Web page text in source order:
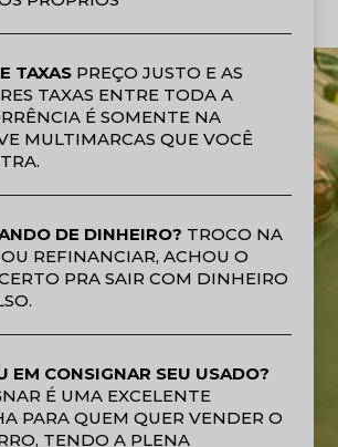
TAXAS PREÇO JUSTO E AS
TAXAS ENTRE TODA A
É SOMENTE NA
MULTIMARCAS QUE VOCÊ
DE DINHEIRO? TROCO NA
REFINANCIAR, ACHOU O
PRA SAIR COM DINHEIRO
EM CONSIGNAR SEU USADO?
É UMA EXCELENTE
PARA QUEM QUER VENDER O
TENDO A PLENA